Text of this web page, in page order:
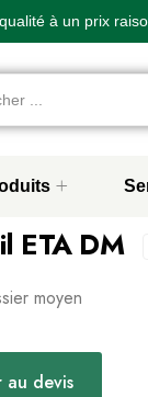
à un prix
à un prix
à un prix
ETA DM
moyen
devis